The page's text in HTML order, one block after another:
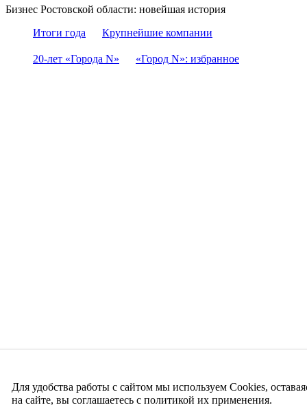
Бизнес Ростовской области: новейшая история
Итоги года
Крупнейшие компании
20-лет «Города N» «Город N»: избранное
Для удобства работы с сайтом мы используем Cookies,
на сайте, вы соглашаетесь с политикой их применения.